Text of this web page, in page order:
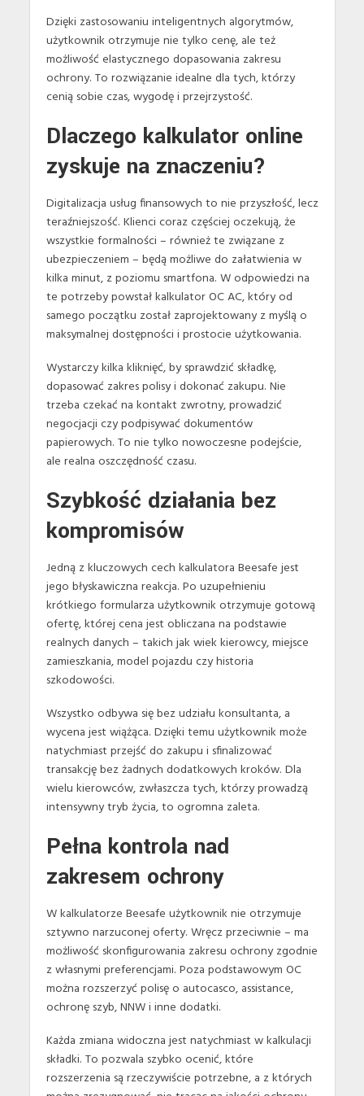
Dzięki zastosowaniu inteligentnych algorytmów,
użytkownik otrzymuje nie tylko cenę, ale też
możliwość elastycznego dopasowania zakresu
ochrony. To rozwiązanie idealne dla tych, którzy
cenią sobie czas, wygodę i przejrzystość.
Dlaczego kalkulator online
zyskuje na znaczeniu?
Digitalizacja usług finansowych to nie przyszłość, lecz
teraźniejszość. Klienci coraz częściej oczekują, że
wszystkie formalności – również te związane z
ubezpieczeniem – będą możliwe do załatwienia w
kilka minut, z poziomu smartfona. W odpowiedzi na
te potrzeby powstał kalkulator OC AC, który od
samego początku został zaprojektowany z myślą o
maksymalnej dostępności i prostocie użytkowania.
Wystarczy kilka kliknięć, by sprawdzić składkę,
dopasować zakres polisy i dokonać zakupu. Nie
trzeba czekać na kontakt zwrotny, prowadzić
negocjacji czy podpisywać dokumentów
papierowych. To nie tylko nowoczesne podejście,
ale realna oszczędność czasu.
Szybkość działania bez
kompromisów
Jedną z kluczowych cech kalkulatora Beesafe jest
jego błyskawiczna reakcja. Po uzupełnieniu
krótkiego formularza użytkownik otrzymuje gotową
ofertę, której cena jest obliczana na podstawie
realnych danych – takich jak wiek kierowcy, miejsce
zamieszkania, model pojazdu czy historia
szkodowości.
Wszystko odbywa się bez udziału konsultanta, a
wycena jest wiążąca. Dzięki temu użytkownik może
natychmiast przejść do zakupu i sfinalizować
transakcję bez żadnych dodatkowych kroków. Dla
wielu kierowców, zwłaszcza tych, którzy prowadzą
intensywny tryb życia, to ogromna zaleta.
Pełna kontrola nad
zakresem ochrony
W kalkulatorze Beesafe użytkownik nie otrzymuje
sztywno narzuconej oferty. Wręcz przeciwnie – ma
możliwość skonfigurowania zakresu ochrony zgodnie
z własnymi preferencjami. Poza podstawowym OC
można rozszerzyć polisę o autocasco, assistance,
ochronę szyb, NNW i inne dodatki.
Każda zmiana widoczna jest natychmiast w kalkulacji
składki. To pozwala szybko ocenić, które
rozszerzenia są rzeczywiście potrzebne, a z których